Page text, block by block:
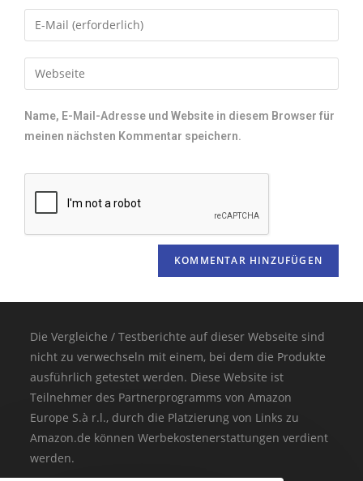
Name, E-Mail-Adresse und Website in diesem Browser für
meinen nächsten Kommentar speichern.
Die Vergleiche / Testberichte auf dieser Webseite sind
nicht zu verwechseln mit einem, bei dem die Produkte
ausführlich getestet werden. Diese Website ist
Teilnehmer des Partnerprogramms von Amazon
Europe S.à r.l., durch die Platzierung von Links zu
Amazon.de können Werbekostenerstattungen verdient
werden.